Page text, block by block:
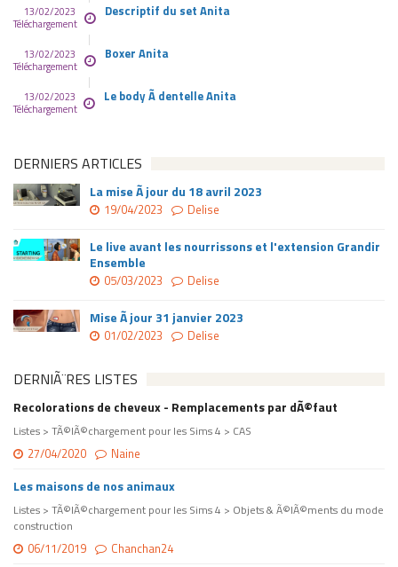
13/02/2023
Téléchargement
Descriptif du set Anita
13/02/2023
Téléchargement
Boxer Anita
13/02/2023
Téléchargement
Le body Ã dentelle Anita
DERNIERS ARTICLES
La mise Ã jour du 18 avril 2023
19/04/2023 Delise
Le live avant les nourrissons et l'extension Grandir
Ensemble
05/03/2023 Delise
Mise Ã jour 31 janvier 2023
01/02/2023 Delise
DERNIÃ¨RES LISTES
Recolorations de cheveux - Remplacements par dÃ©faut
Listes > TÃ©lÃ©chargement pour les Sims 4 > CAS
27/04/2020 Naine
Les maisons de nos animaux
Listes > TÃ©lÃ©chargement pour les Sims 4 > Objets & Ã©lÃ©ments du mode
construction
06/11/2019 Chanchan24